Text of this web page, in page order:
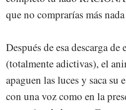
que no comprarías más
Después de esa descarga de
(totalmente adictivas), el
apaguen las luces y saca su
con una voz como en la